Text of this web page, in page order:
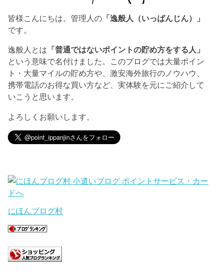
皆様こんにちは。管理人の 「逸般人（いっぱんじん）」
です。
逸般人とは 「普通ではないポイントの貯め方をする人」
という意味で名付けました。このブログでは大量ポイン
ト・大量マイルの貯め方や、激安海外旅行のノウハウ、
携帯電話のお得な買い方など、実体験を元にご紹介して
いこうと思います。
よろしくお願いします。
にほんブログ村